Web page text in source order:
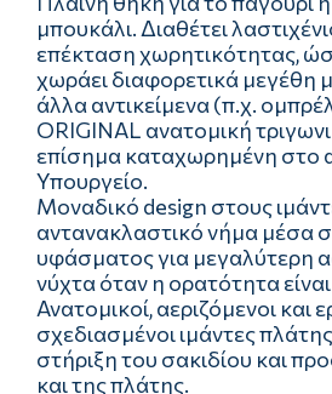
μπουκάλι. Διαθέτει
επέκταση χωρητικότητας,
χωράει διαφορετικά μεγέθη
άλλα αντικείμενα (π.χ.
ORIGINAL ανατομική
επίσημα καταχωρημένη στο
Υπουργείο.
Μοναδικό design στους
αντανακλαστικό νήμα μέσα
υφάσματος για μεγαλύτερη
νύχτα όταν η ορατότητα
Ανατομικοί, αεριζόμενοι και
σχεδιασμένοι ιμάντες
στήριξη του σακιδίου και
και της πλάτης.